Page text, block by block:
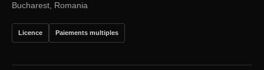
Bucharest, Romania
Licence Paiements multiples